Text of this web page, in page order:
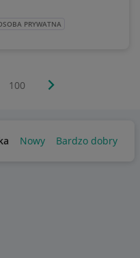
PRYWATNA
100 Następna strona
Nowy Bardzo dobry